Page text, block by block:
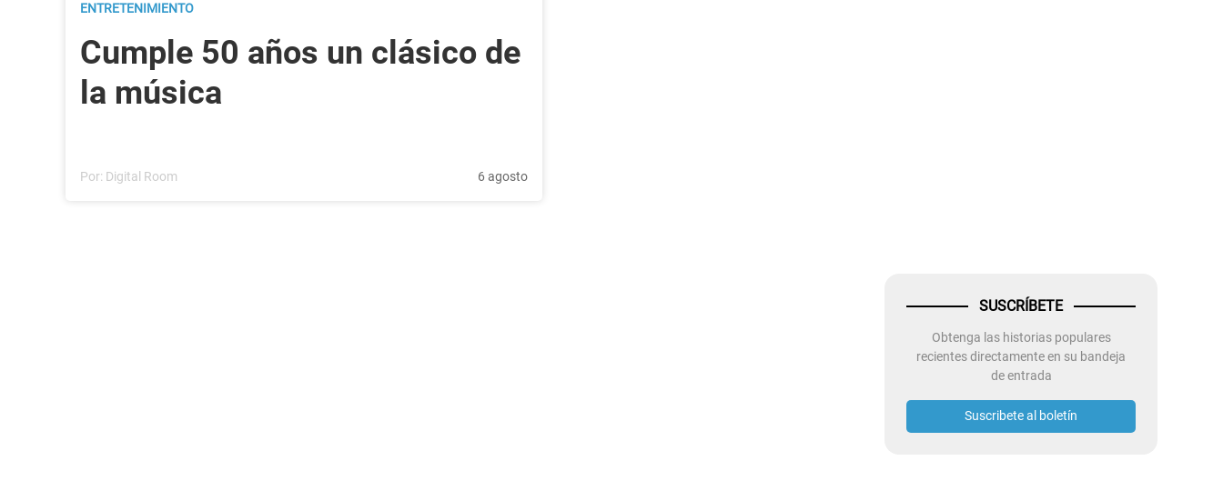
ENTRETENIMIENTO
Cumple 50 años un clásico de
la música
Por: Digital Room 6 agosto
SUSCRÍBETE
Obtenga las historias populares
recientes directamente en su bandeja
de entrada
Suscribete al boletín